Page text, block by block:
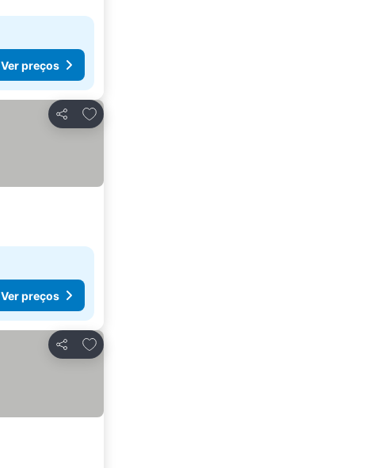
Ver preços
Partilhar
Adicionar aos favoritos
Ver preços
Partilhar
Adicionar aos favoritos